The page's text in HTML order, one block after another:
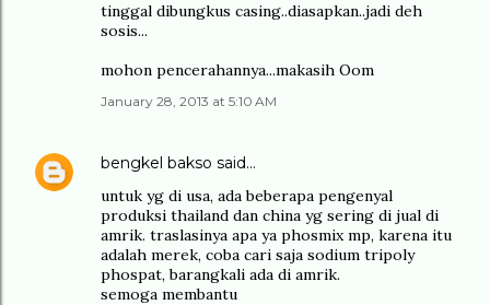
tinggal dibungkus casing..diasapkan..jadi deh
sosis...
mohon pencerahannya...makasih Oom
January 28, 2013 at 5:10 AM
bengkel bakso said…
untuk yg di usa, ada beberapa pengenyal
produksi thailand dan china yg sering di jual di
amrik. traslasinya apa ya phosmix mp, karena itu
adalah merek, coba cari saja sodium tripoly
phospat, barangkali ada di amrik.
semoga membantu